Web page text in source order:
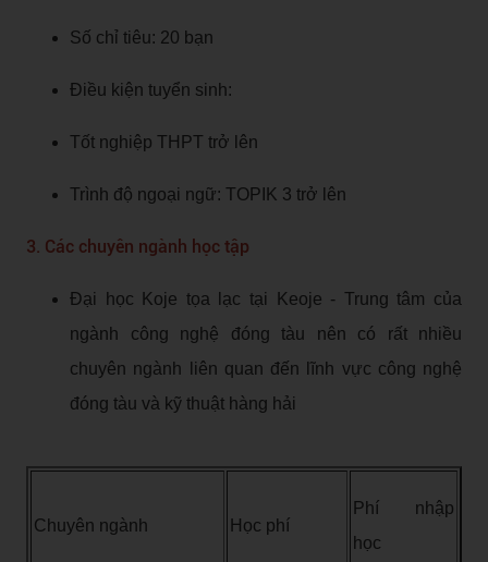
Số chỉ tiêu: 20 bạn
Điều kiện tuyển sinh:
Tốt nghiệp THPT trở lên
Trình độ ngoại ngữ: TOPIK 3 trở lên
3. Các chuyên ngành học tập
Đại học Koje tọa lạc tại Keoje - Trung tâm của
ngành công nghệ đóng tàu nên có rất nhiều
chuyên ngành liên quan đến lĩnh vực công nghệ
đóng tàu và kỹ thuật hàng hải
Chuyên ngành Học phí
Phí nhập
học